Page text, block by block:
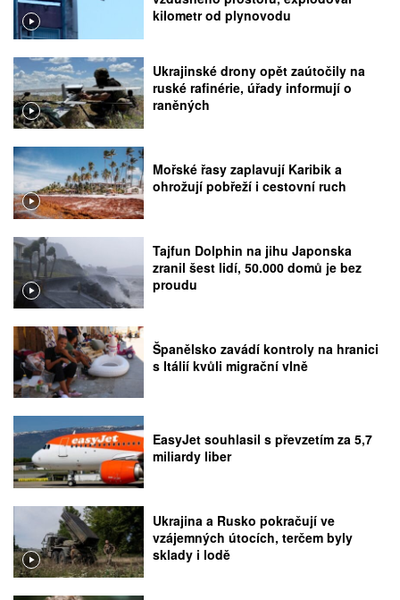
kilometr od plynovodu
Ukrajinské drony opět zaútočily na
ruské rafinérie, úřady informují o
raněných
Mořské řasy zaplavují Karibik a
ohrožují pobřeží i cestovní ruch
Tajfun Dolphin na jihu Japonska
zranil šest lidí, 50.000 domů je bez
proudu
Španělsko zavádí kontroly na hranici
s Itálií kvůli migrační vlně
EasyJet souhlasil s převzetím za 5,7
miliardy liber
Ukrajina a Rusko pokračují ve
vzájemných útocích, terčem byly
sklady i lodě